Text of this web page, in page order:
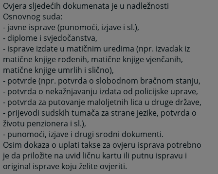
Ovjera sljedećih dokumenata je u nadležnosti
Osnovnog suda:
- javne isprave (punomoći, izjave i sl.),
- diplome i svjedočanstva,
- isprave izdate u matičnim uredima (npr. izvadak iz
matične knjige rođenih, matične knjige vjenčanih,
matične knjige umrlih i slično),
- potvrde (npr. potvrda o slobodnom bračnom stanju,
- potvrda o nekažnjavanju izdata od policijske uprave,
- potvrda za putovanje maloljetnih lica u druge države,
- prijevodi sudskih tumača za strane jezike, potvrda o
životu penzionera i sl.),
- punomoći, izjave i drugi srodni dokumenti.
Osim dokaza o uplati takse za ovjeru isprava potrebno
je da priložite na uvid ličnu kartu ili putnu ispravu i
original isprave koju želite ovjeriti.